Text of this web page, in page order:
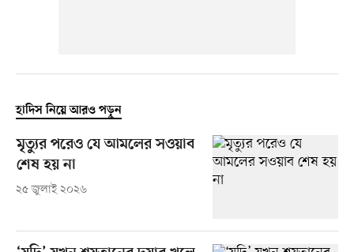
হাদিস নিয়ে আরও পড়ুন
মৃত্যুর পরেও যে আমলের সওয়াব
শেষ হয় না
২৫ জুলাই ২০২৬